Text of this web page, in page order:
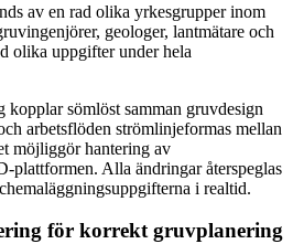
av en rad olika yrkesgrupper inom
geologer, lantmätare och
olika uppgifter under hela
kopplar sömlöst samman gruvdesign
arbetsflöden strömlinjeformas mellan
möjliggör hantering av
plattformen. Alla ändringar återspeglas
i realtid.
för korrekt gruvplanering